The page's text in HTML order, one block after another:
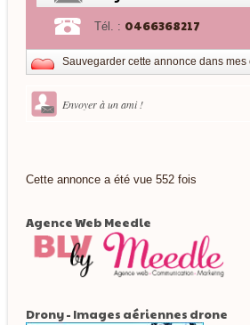
Tél. : 0466368217
Sauvegarder cette annonce dans mes
Envoyer à un ami !
Cette annonce a été vue 552 fois
Agence Web Meedle
Drony - Images aériennes drone